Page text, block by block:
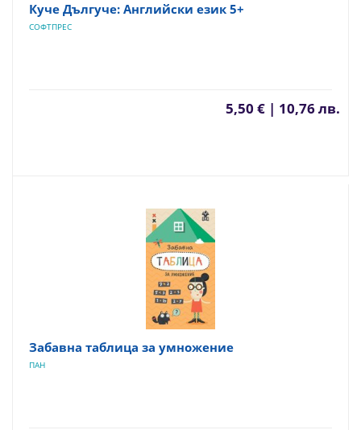
Куче Дългуче: Английски език 5+
СОФТПРЕС
5,50 € | 10,76 лв.
Забавна таблица за умножение
ПАН